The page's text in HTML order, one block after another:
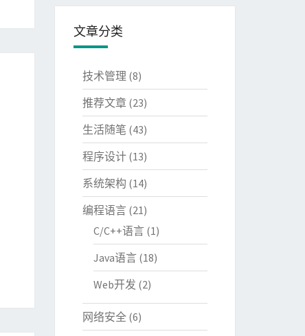
文章分类
技术管理 (8)
推荐文章(23)
生活随笔 (43)
程序设计(13)
系统架构 (14)
编程语言(21)
C/C++语言(1)
Java语言(18)
Web开发 (2)
网络安全(6)